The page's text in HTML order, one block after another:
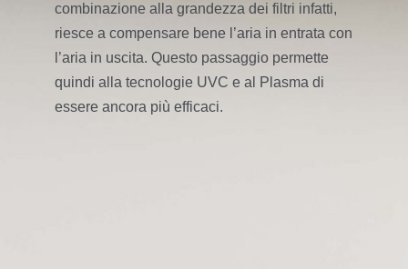
combinazione alla grandezza dei filtri infatti,
riesce a compensare bene l’aria in entrata con
l’aria in uscita. Questo passaggio permette
quindi alla tecnologie UVC e al Plasma di
essere ancora più efficaci.